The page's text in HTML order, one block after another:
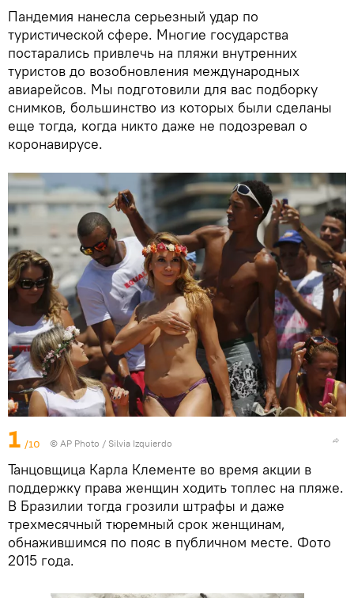
Пандемия нанесла серьезный удар по
туристической сфере. Многие государства
постарались привлечь на пляжи внутренних
туристов до возобновления международных
авиарейсов. Мы подготовили для вас подборку
снимков, большинство из которых были сделаны
еще тогда, когда никто даже не подозревал о
коронавирусе.
1 /10 © AP Photo / Silvia Izquierdo
Танцовщица Карла Клементе во время акции в
поддержку права женщин ходить топлес на пляже.
В Бразилии тогда грозили штрафы и даже
трехмесячный тюремный срок женщинам,
обнажившимся по пояс в публичном месте. Фото
2015 года.